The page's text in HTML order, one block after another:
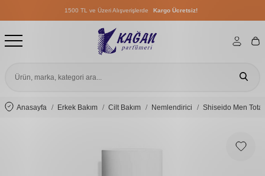
1500 TL ve Üzeri Alışverişlerde Kargo Ücretsiz!
1500 TL ve Üzeri Alışverişlerde
1500 TL ve Üzeri Alışverişlerde
Anasayfa Erkek Bakım Cilt Bakım Nemlendirici Shiseido Men